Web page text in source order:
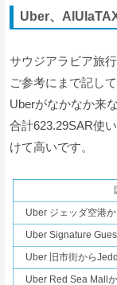
Uber、
サウジアラビア旅
ご参考にまで記し
Uberがなかなか来
合計623.29SAR使
けて高いです。
Uber ジェッダ空港か
Uber Signature
Uber 旧市街から
Uber Red Sea Mall